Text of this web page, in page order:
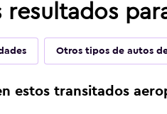
resultados
Otros tipos de autos
estos transitados